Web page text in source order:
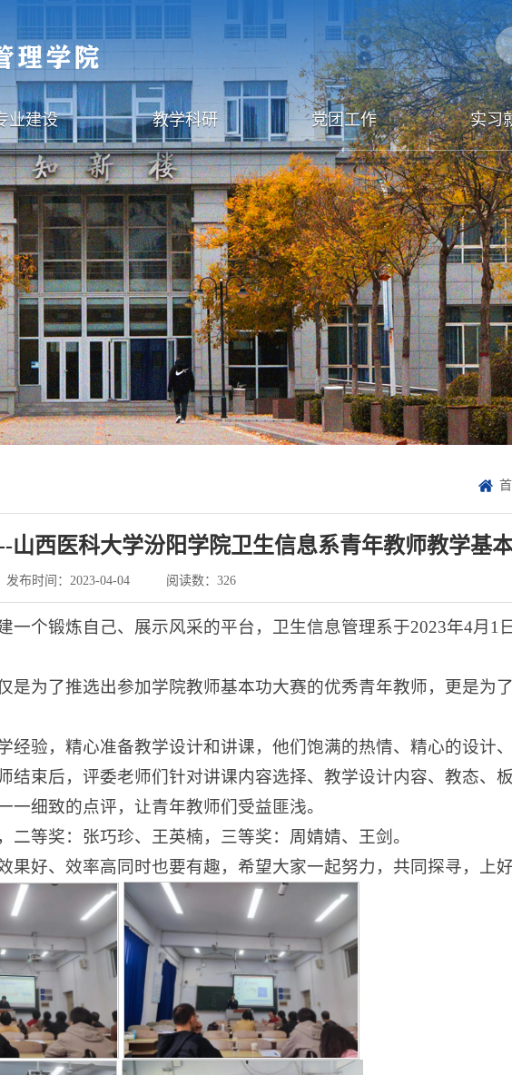
业建设 教学科研 党团工作 实习
山西医科大学汾阳学院卫生信息系青年教师教学基
发布时间：2023-04-04 阅读数：326
个锻炼自己、展示风采的平台，卫生信息管理系于2023年4月1
是为了推选出参加学院教师基本功大赛的优秀青年教师，更是为
经验，精心准备教学设计和讲课，他们饱满的热情、精心的设计
束后，评委老师们针对讲课内容选择、教学设计内容、教态、
细致的点评，让青年教师们受益匪浅。
等奖：张巧珍、王英楠，三等奖：周婧婧、王剑。
好、效率高同时也要有趣，希望大家一起努力，共同探寻，上好